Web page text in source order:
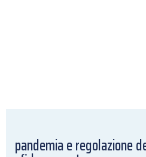
pandemia e regolazione